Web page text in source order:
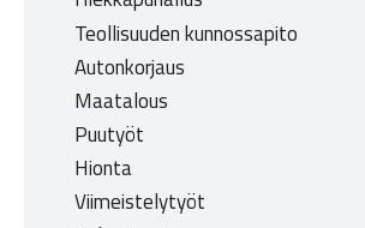
Teollisuuden kunnossapito
Autonkorjaus
Maatalous
Puutyöt
Hionta
Viimeistelytyöt